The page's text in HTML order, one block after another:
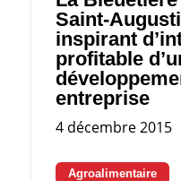
Saint-
inspirant
profitable
entreprise
4 décembre 2015
Agroalimentaire